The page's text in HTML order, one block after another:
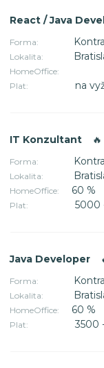
React / Java
Forma:
Lokalita:
HomeOffice:
Plat:
na
IT Konzultant 🔥
Forma:
Lokalita:
HomeOffice: 60 %
Plat: 5000
Java Developer
Forma:
Lokalita:
HomeOffice: 60 %
Plat: 3500